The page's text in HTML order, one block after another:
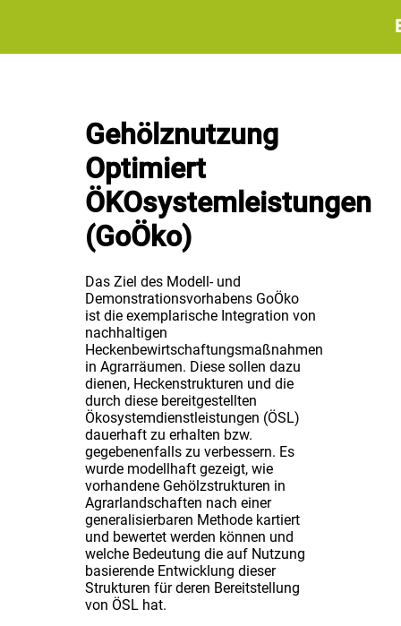
Gehölznutzung
Optimiert
ÖKOsystemleistungen
(GoÖko)
Das Ziel des Modell- und
Demonstrationsvorhabens GoÖko
ist die exemplarische Integration von
nachhaltigen
Heckenbewirtschaftungsmaßnahmen
in Agrarräumen. Diese sollen dazu
dienen, Heckenstrukturen und die
durch diese bereitgestellten
Ökosystemdienstleistungen (ÖSL)
dauerhaft zu erhalten bzw.
gegebenenfalls zu verbessern. Es
wurde modellhaft gezeigt, wie
vorhandene Gehölzstrukturen in
Agrarlandschaften nach einer
generalisierbaren Methode kartiert
und bewertet werden können und
welche Bedeutung die auf Nutzung
basierende Entwicklung dieser
Strukturen für deren Bereitstellung
von ÖSL hat.